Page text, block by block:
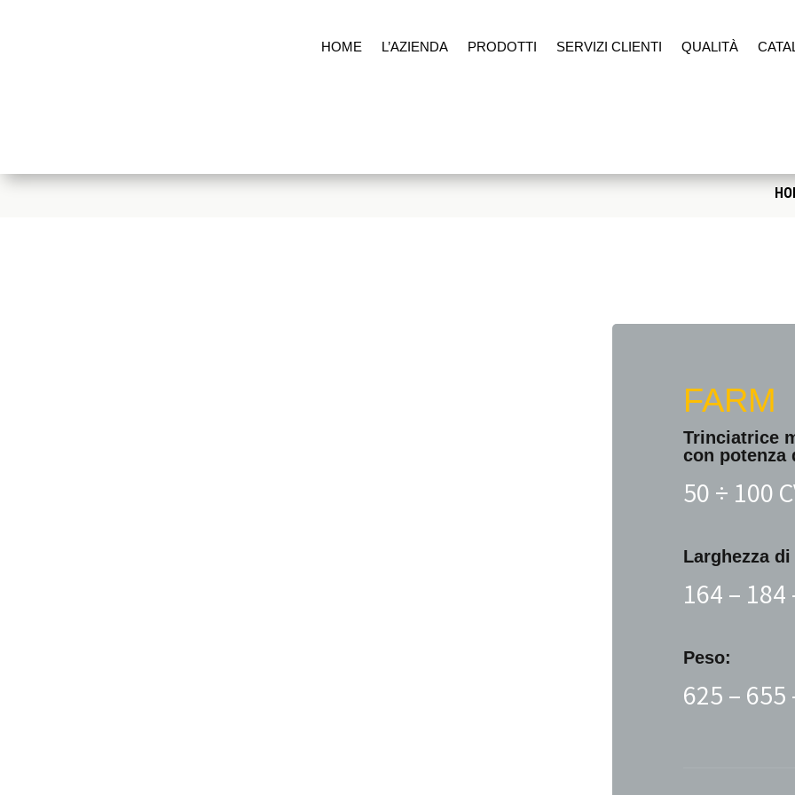
HOME L’AZIENDA PRODOTTI SERVIZI CLIENTI QUALITÀ
FARM
Trinciatrice
con potenza
50 ÷ 100
Larghezza
164 – 184
Peso:
625 – 655